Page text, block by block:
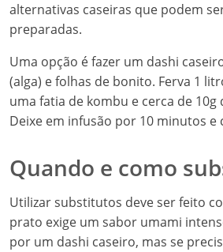
alternativas caseiras que podem
preparadas.
Uma opção é fazer um dashi
(alga) e folhas de bonito. Ferva 1
uma fatia de kombu e cerca de 10g
Deixe em infusão por 10 minutos e
Quando e como
Utilizar substitutos deve ser feito
prato exige um sabor umami
por um dashi caseiro, mas se